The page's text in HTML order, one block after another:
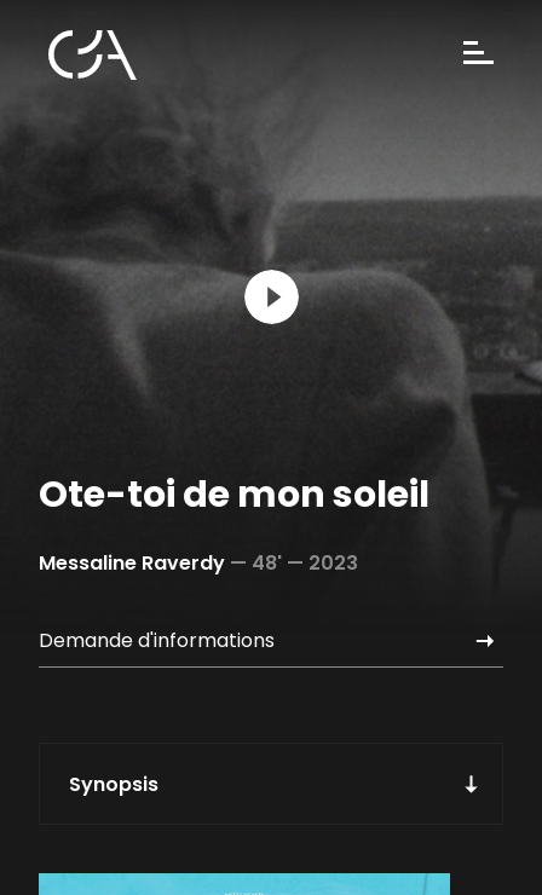
Ote-toi de mon soleil
Messaline Raverdy — 48' — 2023
Demande d'informations
Synopsis